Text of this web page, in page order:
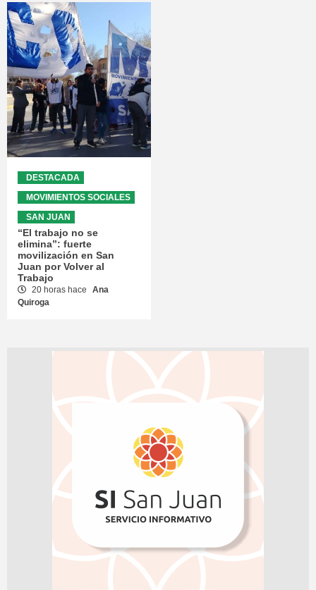
DESTACADA
MOVIMIENTOS SOCIALES
SAN JUAN
“El trabajo no se
elimina”: fuerte
movilización en San
Juan por Volver al
Trabajo
20 horas hace
Ana
Quiroga